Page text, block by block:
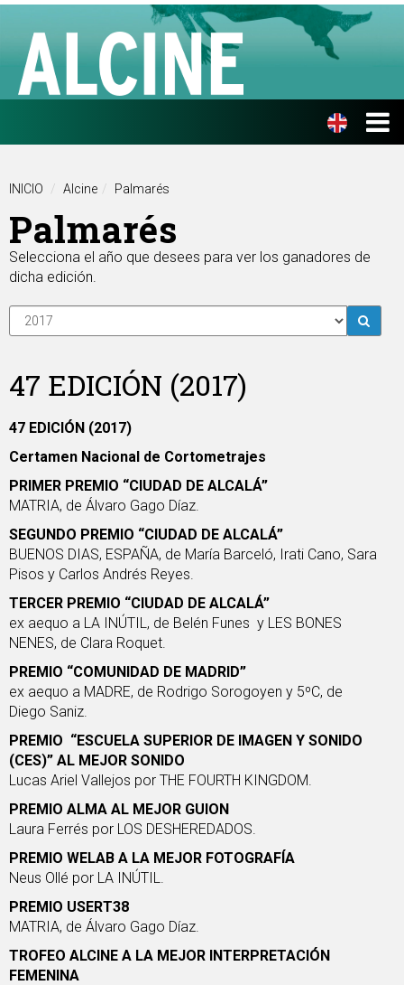
INICIO Alcine Palmarés
Palmarés
Selecciona el año que desees para ver los ganadores de
dicha edición.
47 EDICIÓN (2017)
47 EDICIÓN (2017)
Certamen Nacional de Cortometrajes
PRIMER PREMIO “CIUDAD DE ALCALÁ”
MATRIA, de Álvaro Gago Díaz.
SEGUNDO PREMIO “CIUDAD DE ALCALÁ”
BUENOS DIAS, ESPAÑA, de María Barceló, Irati Cano, Sara
Pisos y Carlos Andrés Reyes.
TERCER PREMIO “CIUDAD DE ALCALÁ”
ex aequo a LA INÚTIL , de Belén Funes y LES BONES
NENES, de Clara Roquet.
PREMIO “COMUNIDAD DE MADRID”
ex aequo a MADRE, de Rodrigo Sorogoyen y 5ºC, de
Diego Saniz.
PREMIO “ESCUELA SUPERIOR DE IMAGEN Y SONIDO
(CES)” AL MEJOR SONIDO
Lucas Ariel Vallejos por THE FOURTH KINGDOM
PREMIO ALMA AL MEJOR GUION
Laura Ferrés por LOS DESHEREDADOS
PREMIO WELAB A LA MEJOR FOTOGRAFÍA
Neus Ollé por LA INÚTIL
PREMIO USERT38
MATRIA, de Álvaro Gago Díaz.
TROFEO ALCINE A LA MEJOR INTERPRETACIÓN
FEMENINA